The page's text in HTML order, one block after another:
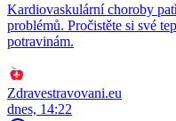
Kardiovaskulární choroby
problémů. Pročistěte si své
potravinám.
Zdravestravovani.eu
dnes, 14:22